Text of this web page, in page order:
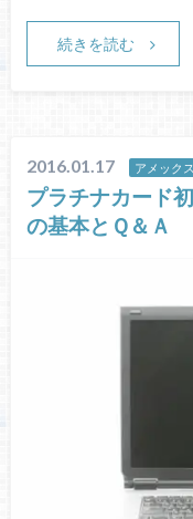
続きを読む
2016.01.17 アメック
プラチナカード
の基本とＱ＆Ａ